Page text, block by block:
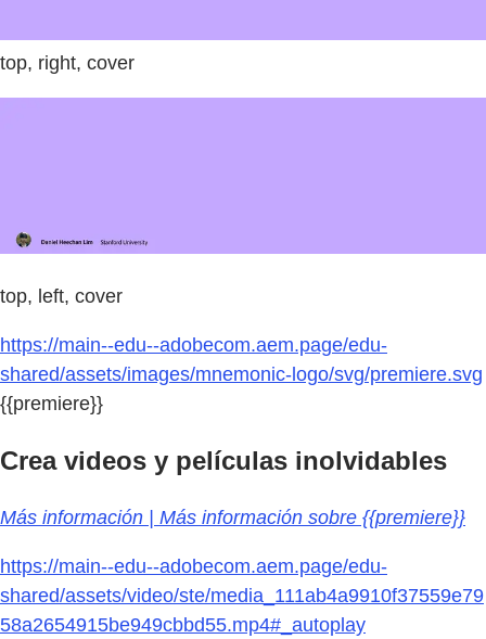
top, right, cover
top, left, cover
https://main--edu--adobecom.aem.page/edu-
shared/assets/images/mnemonic-logo/svg/premiere.svg
{{premiere}}
Crea videos y películas inolvidables
Más información | Más información sobre {{premiere}}
https://main--edu--adobecom.aem.page/edu-
shared/assets/video/ste/media_111ab4a9910f37559e79
58a2654915be949cbbd55.mp4#_autoplay